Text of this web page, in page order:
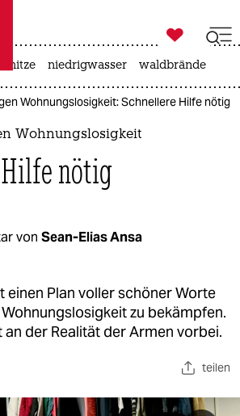
taz zahl ich
taz zahl ich

taz zahl ich
hitze niedrigwasser waldbrände
Wohnungslosigkeit: Schnellere Hilfe nötig
Wohnungslosigkeit
nötig
von Sean-Elias Ansa
einen Plan voller schöner Worte
zu bekämpfen.
der Realität der Armen vorbei.
teilen